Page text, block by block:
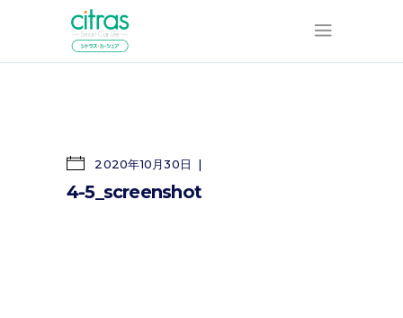
2020年10月30日
4-5_screenshot